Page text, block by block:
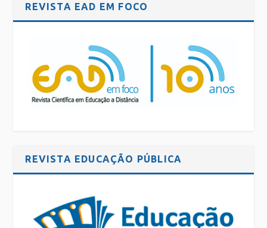
REVISTA EAD EM FOCO
REVISTA EDUCAÇÃO PÚBLICA